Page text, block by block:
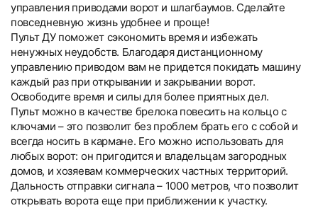
управления приводами ворот и шлагбаумов. Сделайте
повседневную жизнь удобнее и проще!
Пульт ДУ поможет сэкономить время и избежать
ненужных неудобств. Благодаря дистанционному
управлению приводом вам не придется покидать машину
каждый раз при открывании и закрывании ворот.
Освободите время и силы для более приятных дел.
Пульт можно в качестве брелока повесить на кольцо с
ключами – это позволит без проблем брать его с собой и
всегда носить в кармане. Его можно использовать для
любых ворот: он пригодится и владельцам загородных
домов, и хозяевам коммерческих частных территорий.
Дальность отправки сигнала – 1000 метров, что позволит
открывать ворота еще при приближении к участку.